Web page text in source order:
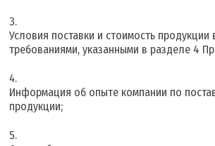
Условия поставки и стоимость продукции
требованиями, указанными в разделе 4
Информация об опыте компании по
продукции;